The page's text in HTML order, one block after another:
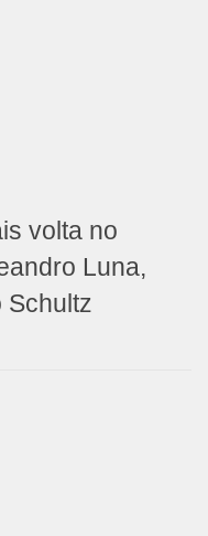
volta no
Luna,
Schultz